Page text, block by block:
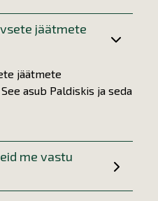
jäätmete
jäätmete
asub Paldiskis ja seda
me vastu